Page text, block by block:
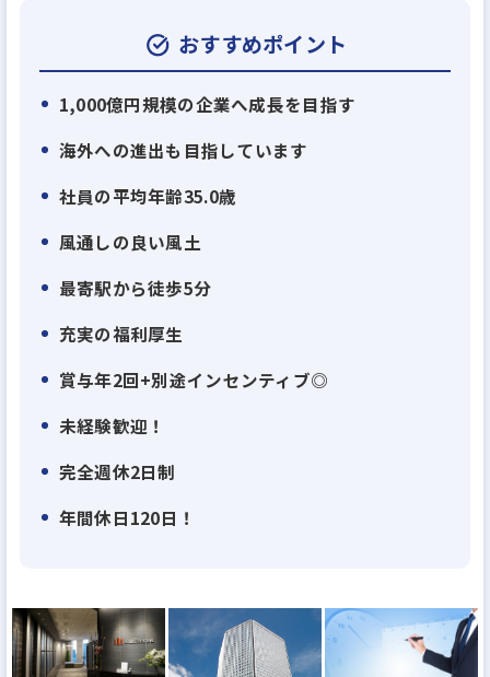
を最適に循環させ、
新たな価値を業界内に生み出してきました。
管理、売却サポート までを一貫して行う「垂直統合
型ビジネスモデル」です。
不動産業と建設業のハイブリッドを実現すること
高いサービスをお届けしています。
また、自社開発による一棟物の新築・中古アパート
多様なお客様のニーズに合わせた最適な資産運用プ
ランをご提案しています。
ける「圧倒的顧客ファースト」の精神は、大和財託
提供することで、多くの方々から高い支持をいただ
いています。
おすすめポイント
1,000億円規模の企業へ成長を目指す
海外への進出も目指しています
社員の平均年齢35.0歳
風通しの良い風土
最寄駅から徒歩5分
充実の福利厚生
賞与年2回+別途インセンティブ◎
未経験歓迎！
完全週休2日制
年間休日120日！